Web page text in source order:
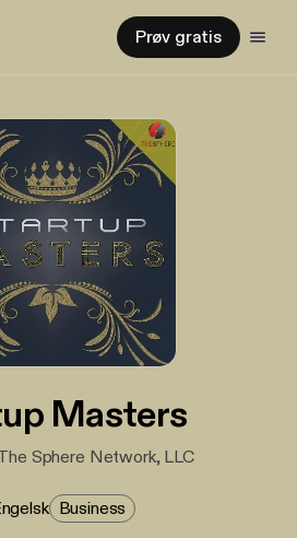
Prøv gratis
Masters
Sphere Network, LLC
Business